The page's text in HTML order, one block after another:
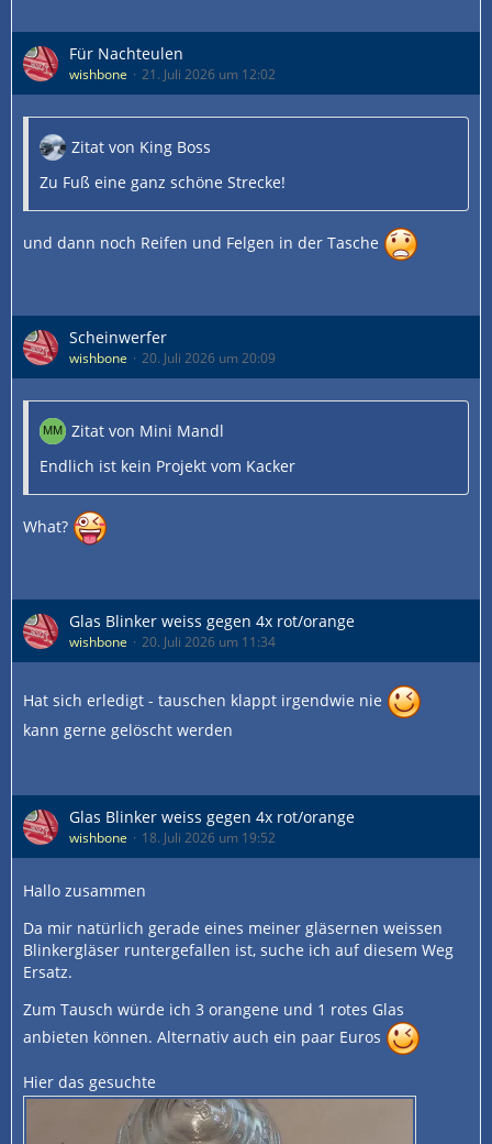
Für Nachteulen
wishbone 21. Juli 2026 um 12:02
Zitat von King Boss
Zu Fuß eine ganz schöne Strecke!
und dann noch Reifen und Felgen in der Tasche
Scheinwerfer
wishbone 20. Juli 2026 um 20:09
Zitat von Mini Mandl
Endlich ist kein Projekt vom Kacker
What?
Glas Blinker weiss gegen 4x rot/orange
wishbone 20. Juli 2026 um 11:34
Hat sich erledigt - tauschen klappt irgendwie nie
kann gerne gelöscht werden
Glas Blinker weiss gegen 4x rot/orange
wishbone 18. Juli 2026 um 19:52
Hallo zusammen
Da mir natürlich gerade eines meiner gläsernen weissen
Blinkergläser runtergefallen ist, suche ich auf diesem Weg
Ersatz.
Zum Tausch würde ich 3 orangene und 1 rotes Glas
anbieten können. Alternativ auch ein paar Euros
Hier das gesuchte